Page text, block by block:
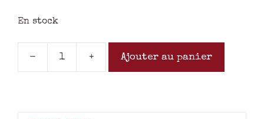
En stock
- + Ajouter au panier